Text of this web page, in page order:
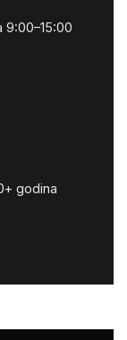
9:00–15:00
godina